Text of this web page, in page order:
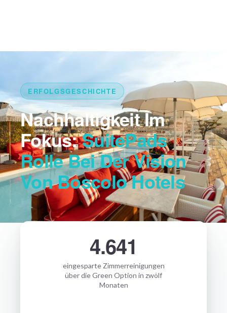
ERFOLGSGESCHICHTE
Nachhaltigkeit Im
Fokus:SuitePads
Rolle Bei Der Vision
Von Boscolo Hotels
4.641
eingesparte Zimmerreinigungen
über die Green Option in zwölf
Monaten